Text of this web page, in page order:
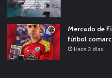
Mercado de
fútbol
Hace 2 días